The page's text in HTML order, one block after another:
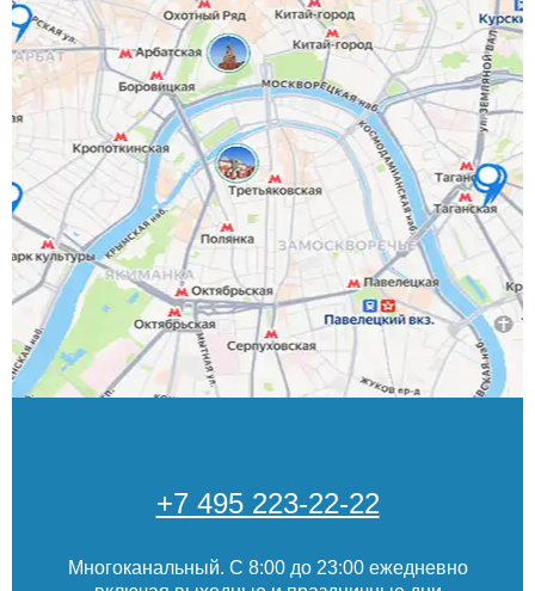
+7 495 223-22-22
Многоканальный. С 8:00 до 23:00 ежедневно